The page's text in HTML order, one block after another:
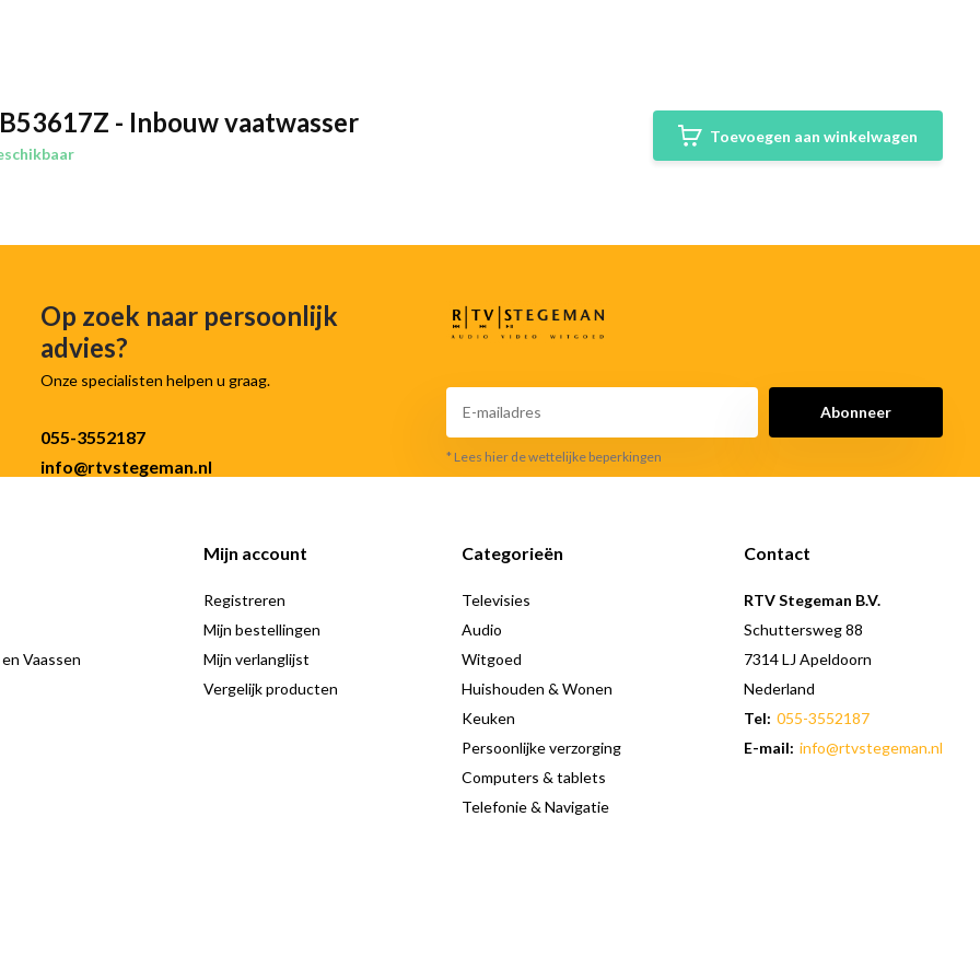
dankzij AirDry-technologie.
voor betere droogresultaten en
opvallend stil. Dat
in de keuken
en gebruiksgemak in één
resultaat vanzelfsprekend
- Inbouw vaatwasser Toevoegen aan winkelwagen
Op zoek naar persoonlijk
advies?
Onze specialisten helpen u graag.
055-3552187
info@rtvstegeman.nl
Abonneer
* Lees hier de wettelijke beperkingen
Vaassen
Mijn account
Registreren
Mijn bestellingen
Mijn verlanglijst
Vergelijk producten
Categorieën
Televisies
Audio
Witgoed
Huishouden & Wonen
Keuken
Persoonlijke verzorging
Computers & tablets
Telefonie & Navigatie
Contact
RTV Stegeman B.V.
Schuttersweg 88
7314 LJ Apeldoorn
Nederland
Tel: 055-3552187
E-mail: info@rtvstegeman.nl